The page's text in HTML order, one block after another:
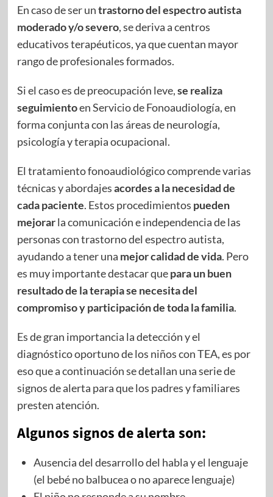
En caso de ser untrastorno del espectro autista
moderado y/o severo, se deriva a centros
educativos terapéuticos, ya que cuentan mayor
rango de profesionales formados.
Si el caso es de preocupación leve,se realiza
seguimientoen Servicio de Fonoaudiología, en
forma conjunta con las áreas de neurología,
psicología y terapia ocupacional.
El tratamiento fonoaudiológico comprende varias
técnicas y abordajesacordes a la necesidad de
cada paciente. Estos procedimientos pueden
mejorarla comunicación e independencia de las
personas con trastorno del espectro autista,
ayudando a tener una mejor calidad de vida. Pero
es muy importante destacar quepara un buen
resultado de la terapia se necesita del
compromiso y participación de toda la familia.
Es de gran importancia la detección y el
diagnóstico oportuno de los niños con TEA, es por
eso que a continuación se detallan una serie de
signos de alerta para que los padres y familiares
presten atención.
Algunossignos de alertason:
Ausencia del desarrollo del habla y el lenguaje
(el bebé no balbucea o no aparece lenguaje)